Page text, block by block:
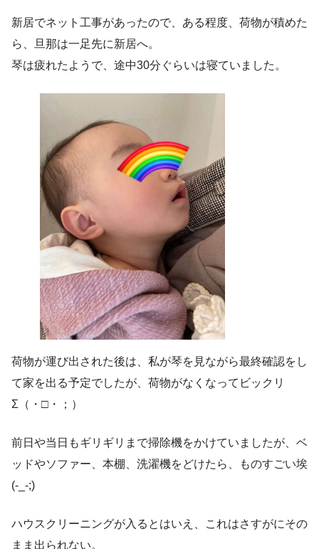
新居でネット工事があったので、ある程度、荷物が積めた
ら、旦那は一足先に新居へ。
琴は疲れたようで、途中30分ぐらいは寝ていました。
荷物が運び出された後は、私が琴を見ながら最終確認をし
て家を出る予定でしたが、荷物がなくなってビックリ
Σ（・□・；）
前日や当日もギリギリまで掃除機をかけていましたが、ベ
ッドやソファー、本棚、洗濯機をどけたら、ものすごい埃
(-_-;)
ハウスクリーニングが入るとはいえ、これはさすがにその
まま出られない。